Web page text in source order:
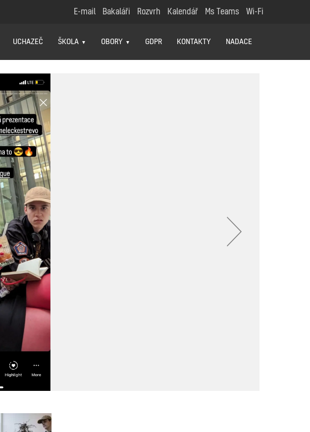
E-mail Bakaláři Rozvrh Kalendář Ms Teams Wi-Fi
UCHAZEČ ŠKOLA OBORY GDPR KONTAKTY NADACE